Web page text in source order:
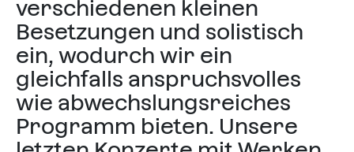
verschiedenen kleinen
Besetzungen und solistisch
ein, wodurch wir ein
gleichfalls anspruchsvolles
wie abwechslungsreiches
Programm bieten. Unsere